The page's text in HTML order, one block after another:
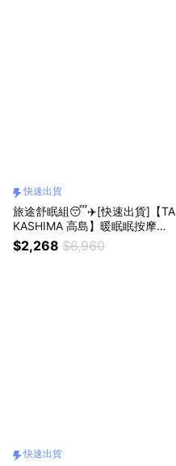
快速出貨
旅途舒眠組😴✈️[快速出貨]【TA
KASHIMA 高島】暖眠眠按摩眼
罩+愛舒服揉睡枕/頸枕(寵愛1+1/
出國/旅遊/旅行必備組/舒壓舒眠)
$2,268 $6,960
快速出貨